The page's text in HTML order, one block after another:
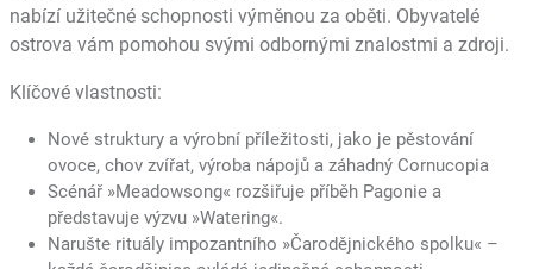
nabízí užitečné schopnosti výměnou za oběti. Obyvatelé
ostrova vám pomohou svými odbornými znalostmi a zdroji.
Klíčové vlastnosti:
Nové struktury a výrobní příležitosti, jako je pěstování
ovoce, chov zvířat, výroba nápojů a záhadný Cornucopia
Scénář »Meadowsong« rozšiřuje příběh Pagonie a
představuje výzvu »Watering«.
Narušte rituály impozantního »Čarodějnického spolku« –